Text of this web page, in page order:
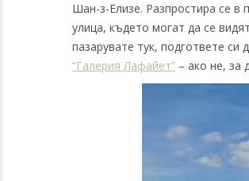
Шан-з-Елизе. Разпростира се в
улица, където могат да се
пазарувате тук, подгответе
“Галерия Лафайет” – ако не, за